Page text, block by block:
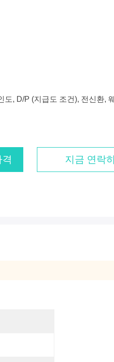
도, D/P (지급도 조건), 전신환,
지금 연락